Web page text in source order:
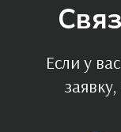
Если у